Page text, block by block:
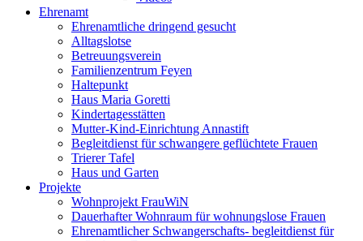
Ehrenamt
Ehrenamtliche dringend gesucht
Alltagslotse
Betreuungsverein
Familienzentrum Feyen
Haltepunkt
Haus Maria Goretti
Kindertagesstätten
Mutter-Kind-Einrichtung Annastift
Begleitdienst für schwangere geflüchtete Frauen
Trierer Tafel
Haus und Garten
Projekte
Wohnprojekt FrauWiN
Dauerhafter Wohnraum für wohnungslose Frauen
Ehrenamtlicher Schwangerschafts- begleitdienst für